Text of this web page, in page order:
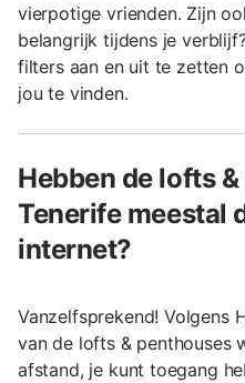
vierpotige vrienden. Zijn
belangrijk tijdens je
filters aan en uit te zetten
jou te vinden.
Hebben de lofts
Tenerife meestal
internet?
Vanzelfsprekend! Volgens
van de lofts & penthouses
afstand, je kunt toegang